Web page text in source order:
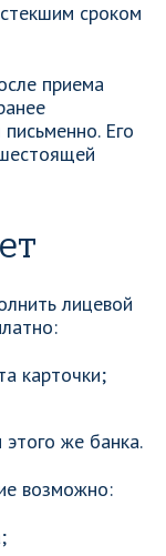
сроком
приема
Его
лицевой
карточки;
же банка.
возможно: